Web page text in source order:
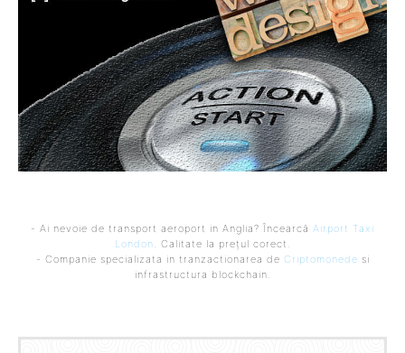
- Ai nevoie de transport aeroport in Anglia? Încearcă Airport Taxi
London . Calitate la prețul corect.
- Companie specializata in tranzactionarea de Criptomonede si
infrastructura blockchain.